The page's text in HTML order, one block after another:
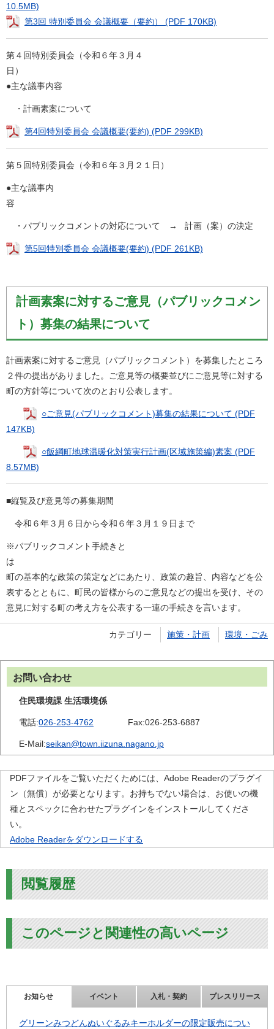
10.5MB)
第3回 特別委員会 会議概要（要約） (PDF 170KB)
第４回特別委員会（令和６年３月４
●主な議事内容
・計画素案について
第4回特別委員会 会議概要(要約) (PDF 299KB)
第５回特別委員会（令和６年３月２１日）
●主な議事内
・パブリックコメントの対応について → 計画（案）の決定
第5回特別委員会 会議概要(要約) (PDF 261KB)
計画素案に対するご意見（パブリックコメン
ト）募集の結果について
計画素案に対するご意見（パブリックコメント）を募集したところ
２件の提出がありました。ご意見等の概要並びにご意見等に対する
町の方針等について次のとおり公表します。
○ご意見(パブリックコメント)募集の結果について (PDF
147KB)
○飯綱町地球温暖化対策実行計画(区域施策編)素案 (PDF
8.57MB)
■縦覧及び意見等の募集期間
令和６年３月６日から令和６年３月１９日まで
※パブリックコメント手続きと
町の基本的な政策の策定などにあたり、政策の趣旨、内容などを公
表するとともに、町民の皆様からのご意見などの提出を受け、その
意見に対する町の考え方を公表する一連の手続きを言います。
カテゴリー 施策・計画 環境・ごみ
お問い合わせ
住民環境課 生活環境係
電話:026-253-4762 Fax:026-253-6887
E-Mail:seikan@town.iizuna.nagano.jp
PDFファイルをご覧いただくためには、Adobe Readerのプラグイ
ン（無償）が必要となります。お持ちでない場合は、お使いの機
種とスペックに合わせたプラグインをインストールしてくださ
い。
Adobe Readerをダウンロードする
閲覧履歴
このページと関連性の高いページ
お知らせ イベント 入札・契約 プレスリリース
グリーンみつどんぬいぐるみキーホルダーの限定販売につい